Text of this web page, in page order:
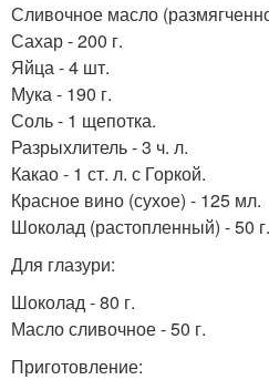
Сливочное масло
Сахар - 200 г.
Яйца - 4 шт.
Мука - 190 г.
Соль - 1 щепотка.
Разрыхлитель - 3 ч. л.
Какао - 1 ст. л. с Горкой.
Красное вино (сухое) - 125 мл.
Шоколад (растопленный) - 50 г.
Для глазури:
Шоколад - 80 г.
Масло сливочное - 50 г.
Приготовление: